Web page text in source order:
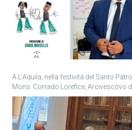
A L’Aquila, nella festività del Santo
Mons. Corrado Lorefice, Arcivescovo